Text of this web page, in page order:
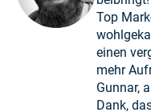
Top
einen
mehr
Gunnar,
Dank,